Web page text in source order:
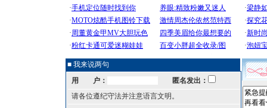
■ 我来说两句
用 户：
匿名发出：
请各位遵纪守法并注意语言文明。